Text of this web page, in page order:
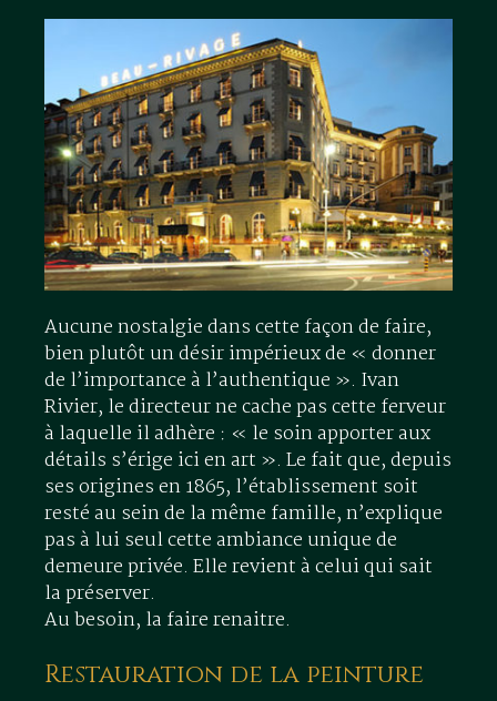
Aucune nostalgie dans cette façon de faire,
bien plutôt un désir impérieux de « donner
de l’importance à l’authentique ». Ivan
Rivier, le directeur ne cache pas cette ferveur
à laquelle il adhère : « le soin apporter aux
détails s’érige ici en art ». Le fait que, depuis
ses origines en 1865, l’établissement soit
resté au sein de la même famille, n’explique
pas à lui seul cette ambiance unique de
demeure privée. Elle revient à celui qui sait
la préserver.
Au besoin, la faire renaitre.
Restauration de la peinture